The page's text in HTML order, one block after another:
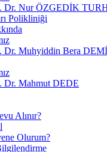
Dr. Nur ÖZGEDİK
Polikliniği
Dr. Muhyiddin Bera
Dr. Mahmut DEDE
Alınır?
Olurum?